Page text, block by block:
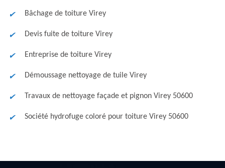
Bâchage de toiture Virey
Devis fuite de toiture Virey
Entreprise de toiture Virey
Démoussage nettoyage de tuile Virey
Travaux de nettoyage façade et pignon Virey 50600
Société hydrofuge coloré pour toiture Virey 50600